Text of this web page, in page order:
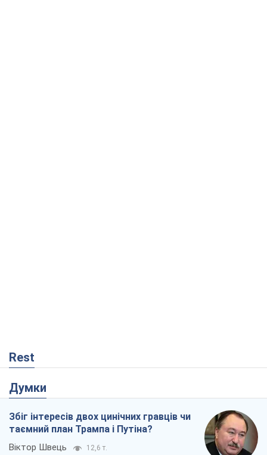
Rest
Думки
Збіг інтересів двох цинічних гравців чи
таємний план Трампа і Путіна?
Віктор Швець 12,6 т.